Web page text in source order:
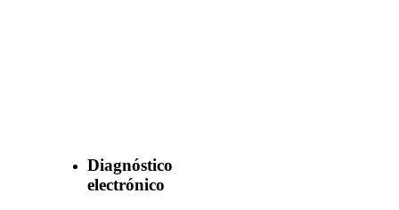
Diagnóstico
electrónico